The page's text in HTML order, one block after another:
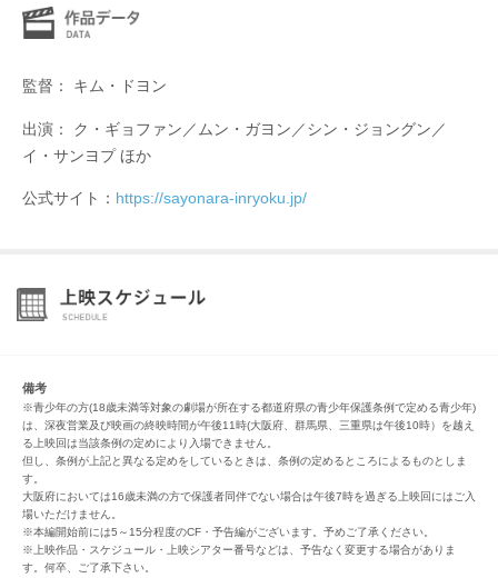
監督： キム・ドヨン
出演： ク・ギョファン／ムン・ガヨン／シン・ジョングン／
イ・サンヨプ ほか
公式サイト： https://sayonara-inryoku.jp/
備考
※青少年の方(18歳未満等対象の劇場が所在する都道府県の青少年保護条例で定める青少年)
は、深夜営業及び映画の終映時間が午後11時(大阪府、群馬県、三重県は午後10時）を越え
る上映回は当該条例の定めにより入場できません。
但し、条例が上記と異なる定めをしているときは、条例の定めるところによるものとしま
す。
大阪府においては16歳未満の方で保護者同伴でない場合は午後7時を過ぎる上映回にはご入
場いただけません。
※本編開始前には5～15分程度のCF・予告編がございます。予めご了承ください。
※上映作品・スケジュール・上映シアター番号などは、予告なく変更する場合がありま
す。何卒、ご了承下さい。